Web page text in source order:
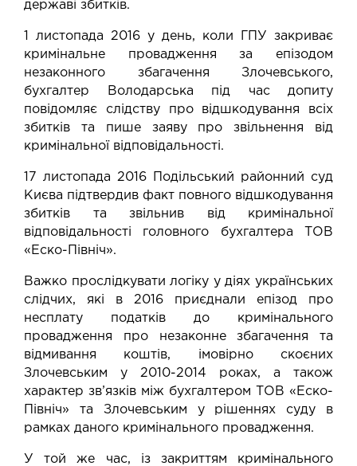
державі збитків.
1 листопада 2016 у день, коли ГПУ закриває
кримінальне провадження за епізодом
незаконного збагачення Злочевського,
бухгалтер Володарська під час допиту
повідомляє слідству про відшкодування всіх
збитків та пише заяву про звільнення від
кримінальної відповідальності.
17 листопада 2016 Подільський районний суд
Києва підтвердив факт повного відшкодування
збитків та звільнив від кримінальної
відповідальності головного бухгалтера ТОВ
«Еско-Північ».
Важко прослідкувати логіку у діях українських
слідчих, які в 2016 приєднали епізод про
несплату податків до кримінального
провадження про незаконне збагачення та
відмивання коштів, імовірно скоєних
Злочевським у 2010-2014 роках, а також
характер зв’язків між бухгалтером ТОВ «Еско-
Північ» та Злочевським у рішеннях суду в
рамках даного кримінального провадження.
У той же час, із закриттям кримінального